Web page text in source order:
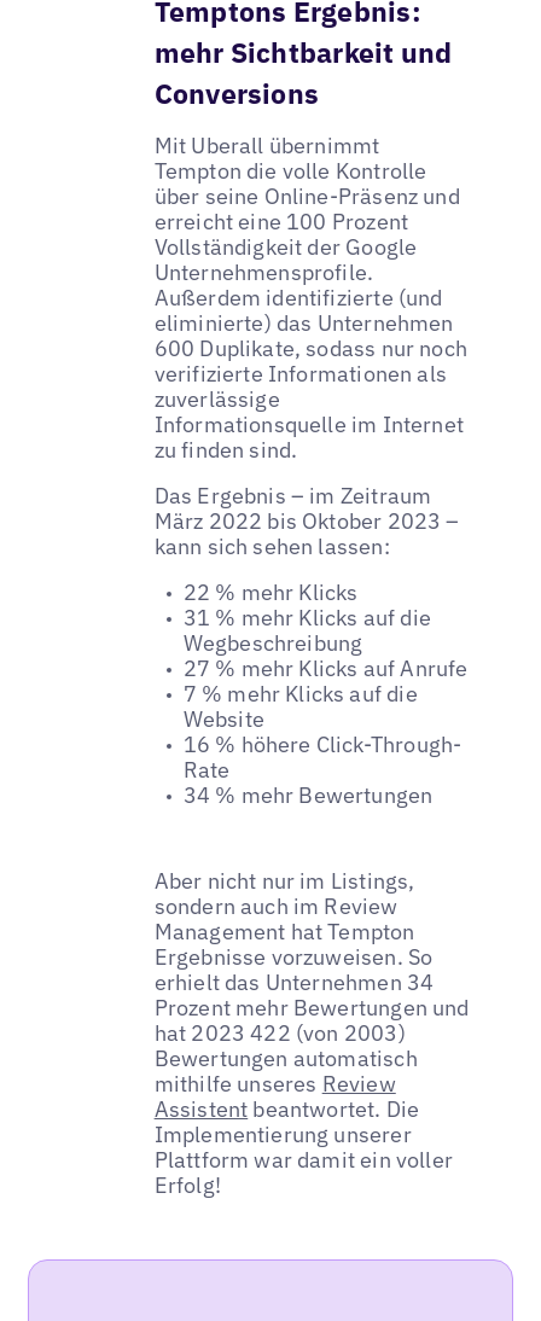
Temptons Ergebnis:
mehr Sichtbarkeit und
Conversions
Mit Uberall übernimmt
Tempton die volle Kontrolle
über seine Online-Präsenz und
erreicht eine 100 Prozent
Vollständigkeit der Google
Unternehmensprofile.
Außerdem identifizierte (und
eliminierte) das Unternehmen
600 Duplikate, sodass nur noch
verifizierte Informationen als
zuverlässige
Informationsquelle im Internet
zu finden sind.
Das Ergebnis – im Zeitraum
März 2022 bis Oktober 2023 –
kann sich sehen lassen:
22 % mehr Klicks
31 % mehr Klicks auf die
Wegbeschreibung
27 % mehr Klicks auf Anrufe
7 % mehr Klicks auf die
Website
16 % höhere Click-Through-
Rate
34 % mehr Bewertungen
Aber nicht nur im Listings,
sondern auch im Review
Management hat Tempton
Ergebnisse vorzuweisen. So
erhielt das Unternehmen 34
Prozent mehr Bewertungen und
hat 2023 422 (von 2003)
Bewertungen automatisch
mithilfe unseres Review
Assistent beantwortet. Die
Implementierung unserer
Plattform war damit ein voller
Erfolg!